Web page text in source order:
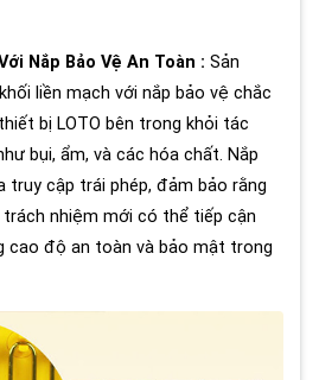
Nắp Bảo Vệ An Toàn : Sản
liền mạch với nắp bảo vệ chắc
bị LOTO bên trong khỏi tác
bụi, ẩm, và các hóa chất. Nắp
truy cập trái phép, đảm bảo rằng
nhiệm mới có thể tiếp cận
cao độ an toàn và bảo mật trong